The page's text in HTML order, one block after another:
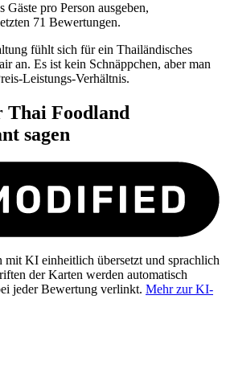
Gäste pro Person ausgeben,
71 Bewertungen.
fühlt sich für ein Thailändisches
an. Es ist kein Schnäppchen, aber man
Leistungs-Verhältnis.
Thai Foodland
sagen
mit KI einheitlich übersetzt und sprachlich
der Karten werden automatisch
jeder Bewertung verlinkt. Mehr zur KI-